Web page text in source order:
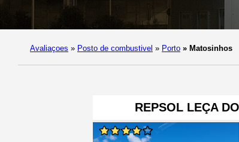
Avaliaçoes » Posto de combustivel » Porto » Matosinhos
REPSOL LEÇA